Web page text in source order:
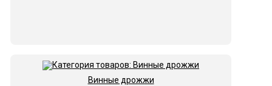
Винные дрожжи